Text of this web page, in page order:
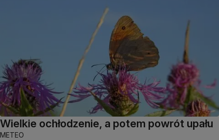
Wielkie ochłodzenie, a potem powrót upału
METEO